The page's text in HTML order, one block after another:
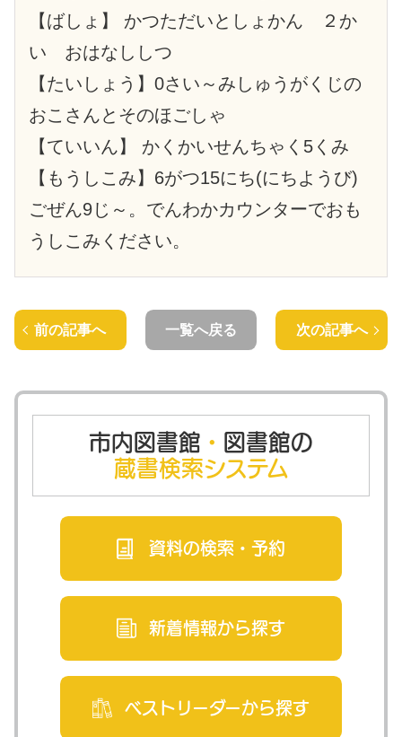
【ばしょ】 かつただいとしょかん ２か
い おはなししつ
【たいしょう】0さい～みしゅうがくじの
おこさんとそのほごしゃ
【ていいん】 かくかいせんちゃく5くみ
【もうしこみ】6がつ15にち(にちようび)
ごぜん9じ～。でんわかカウンターでおも
うしこみください。
前の記事へ 一覧へ戻る 次の記事へ
市内図書館 ・ 図書館の
蔵書検索システム
資料の検索・ 予約
新着情報から探す
ベストリーダーから探す